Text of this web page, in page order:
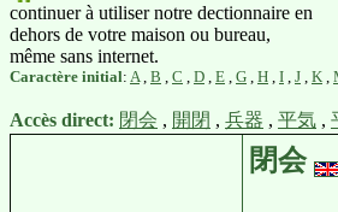
continuer à utiliser notre dectionnaire en
dehors de votre maison ou bureau,
même sans internet.
Caractère initial: A B C D E G H I J K
Accès direct: 閉会 , 開閉 , 兵器 , 平気 ,
閉会